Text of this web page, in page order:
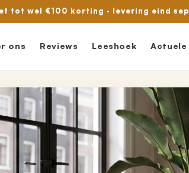
tot wel €100 korting · levering eind
ons Reviews Leeshoek Actuele